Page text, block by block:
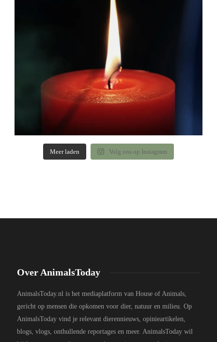
Meer laden Volg ons op Instagram
Over AnimalsToday
AnimalsToday.nl is het mediaplatform van House of Animals,
gericht op mensen die opkomen voor dier, natuur en milieu. Op
AnimalsToday vind je relevant dierennieuws, opinieartikelen,
blogs, vlogs, onthullende reportages en meer. AnimalsToday wil